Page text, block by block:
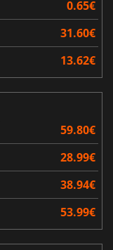
0.65€
31.60€
13.62€
59.80€
28.99€
38.94€
53.99€